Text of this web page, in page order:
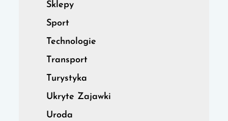
Sklepy
Sport
Technologie
Transport
Turystyka
Ukryte Zajawki
Uroda